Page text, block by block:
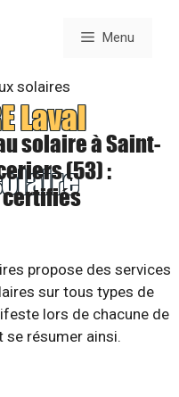
Menu
Laval
solaire à Saint-
(53) :
propose des services
sur tous types de
lors de chacune de
se résumer ainsi.